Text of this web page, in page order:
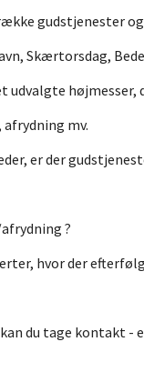
gudstjenester
Skærtorsdag,
udvalgte
mv.
er der
?
hvor der
du tage kontakt -